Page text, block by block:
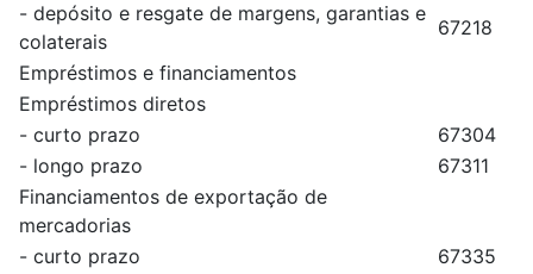
- depósito e resgate de margens, garantias e
colaterais
67218
Empréstimos e financiamentos
Empréstimos diretos
- curto prazo
67304
- longo prazo
67311
Financiamentos de exportação de
mercadorias
- curto prazo
67335